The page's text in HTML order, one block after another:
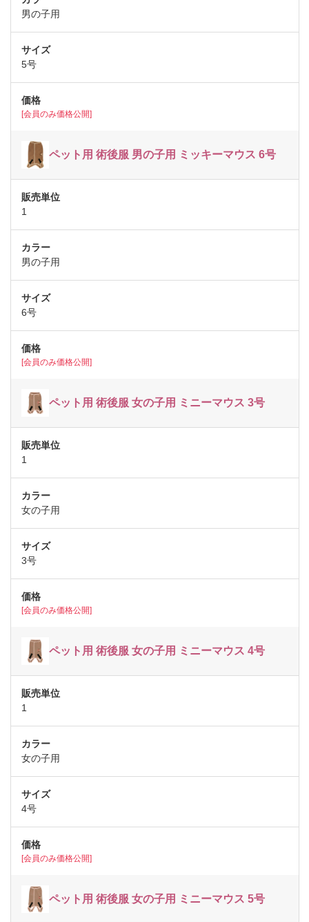
男の子用
5号
[会員のみ価格公開]
ペット用 術後服 男の子用 ミッキーマウス 6号
1
男の子用
6号
[会員のみ価格公開]
ペット用 術後服 女の子用 ミニーマウス 3号
1
女の子用
3号
[会員のみ価格公開]
ペット用 術後服 女の子用 ミニーマウス 4号
1
女の子用
4号
[会員のみ価格公開]
ペット用 術後服 女の子用 ミニーマウス 5号